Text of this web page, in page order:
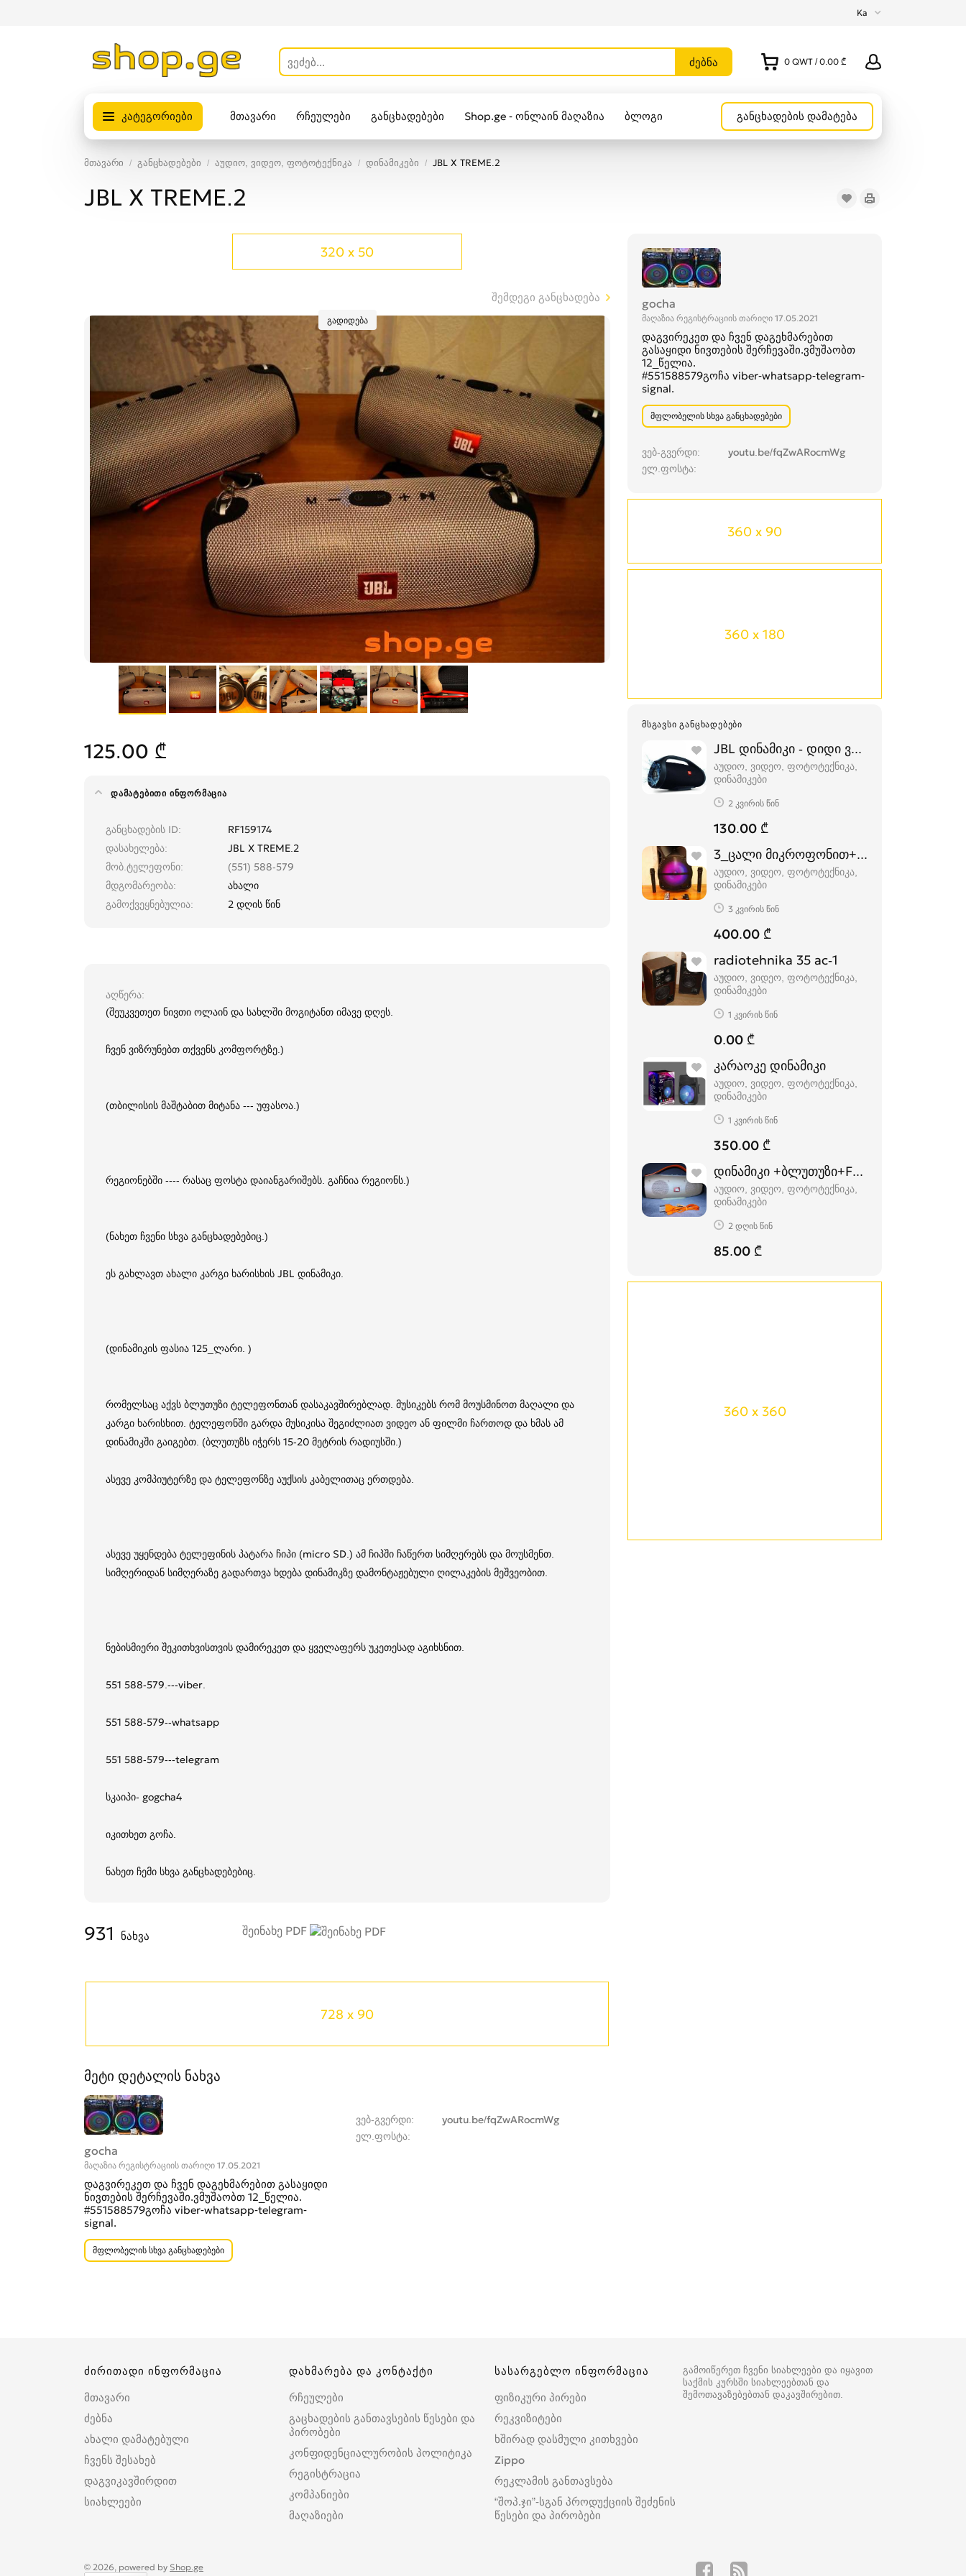
Ka
0 QWT / 0.00 ₾
კატეგორიები მთავარი რჩეულები განცხადებები Shop.ge - ონლაინ მაღაზია ბლოგი განცხადების დამატება
მთავარი განცხადებები აუდიო, ვიდეო, ფოტოტექნიკა დინამიკები JBL X TREME.2
JBL X TREME.2
gocha
მაღაზია რეგისტრაციის თარიღი 17.05.2021
დაგვირეკეთ და ჩვენ დაგეხმარებით
გასაყიდი ნივთების შერჩევაში.ვმუშაობთ
12_წელია.
#551588579გოჩა viber-whatsapp-telegram-
signal.
მფლობელის სხვა განცხადებები
ვებ-გვერდი
youtu.be/fqZwARocmWg
ელ.ფოსტა
360 x 90
360 x 180
ᲛᲡᲒᲐᲕᲡᲘ ᲒᲐᲜᲪᲮᲐᲓᲔᲑᲔᲑᲘ
JBL დინამიკი - დიდი ვერსია
აუდიო, ვიდეო, ფოტოტექნიკა,
დინამიკები
2 კვირის წინ
130.00 ₾
3_ცალი მიკროფონით+8_გიგაბაიტიანი
აუდიო, ვიდეო, ფოტოტექნიკა,
დინამიკები
3 კვირის წინ
400.00 ₾
radiotehnika 35 ac-1
აუდიო, ვიდეო, ფოტოტექნიკა,
დინამიკები
1 კვირის წინ
0.00 ₾
კარაოკე დინამიკი
აუდიო, ვიდეო, ფოტოტექნიკა,
დინამიკები
1 კვირის წინ
350.00 ₾
დინამიკი +ბლუთუზი+FM+USB.(K5+)
აუდიო, ვიდეო, ფოტოტექნიკა,
დინამიკები
2 დღის წინ
85.00 ₾
360 x 360
320 x 50
შემდეგი განცხადება
გადიდება
125.00 ₾
ᲓᲐᲛᲐᲢᲔᲑᲘᲗᲘ ᲘᲜᲤᲝᲠᲛᲐᲪᲘᲐ
განცხადების ID
RF159174
დასახელება
JBL X TREME.2
მობ.ტელეფონი
(551) 588-579
მდგომარეობა
ახალი
გამოქვეყნებულია
2 დღის წინ
აღწერა
(შეუკვეთეთ ნივთი ოლაინ და სახლში მოგიტანთ იმავე დღეს.
ჩვენ ვიზრუნებთ თქვენს კომფორტზე.)
(თბილისის მაშტაბით მიტანა --- უფასოა.)
რეგიონებში ---- რასაც ფოსტა დაიანგარიშებს. გაჩნია რეგიონს.)
(ნახეთ ჩვენი სხვა განცხადებებიც.)
ეს გახლავთ ახალი კარგი ხარისხის JBL დინამიკი.
(დინამიკის ფასია 125_ლარი. )
რომელსაც აქვს ბლუთუზი ტელეფონთან დასაკავშირებლად. მუსიკებს რომ მოუსმინოთ მაღალი და
კარგი ხარისხით. ტელეფონში გარდა მუსიკისა შეგიძლიათ ვიდეო ან ფილმი ჩართოდ და ხმას ამ
დინამიკში გაიგებთ. (ბლუთუზს იჭერს 15-20 მეტრის რადიუსში.)
ასევე კომპიუტერზე და ტელეფონზე აუქსის კაბელითაც ერთდება.
ასევე უყენდება ტელეფინის პატარა ჩიპი (micro SD.) ამ ჩიპში ჩაწერთ სიმღერებს და მოუსმენთ.
სიმღერიდან სიმღერაზე გადართვა ხდება დინამიკზე დამონტაჟებული ღილაკების მეშვეობით.
ნებისმიერი შეკითხვისთვის დამირეკეთ და ყველაფერს უკეთესად აგიხსნით.
551 588-579.---viber.
551 588-579--whatsapp
551 588-579---telegram
სკაიპი- gogcha4
იკითხეთ გოჩა.
ნახეთ ჩემი სხვა განცხადებებიც.
შეინახე PDF
931 ნახვა
728 x 90
მეტი დეტალის ნახვა
gocha
მაღაზია რეგისტრაციის თარიღი 17.05.2021
დაგვირეკეთ და ჩვენ დაგეხმარებით გასაყიდი
ნივთების შერჩევაში.ვმუშაობთ 12_წელია.
#551588579გოჩა viber-whatsapp-telegram-
signal.
მფლობელის სხვა განცხადებები
ვებ-გვერდი
youtu.be/fqZwARocmWg
ელ.ფოსტა
გამოიწერეთ ჩვენი სიახლეები და იყავით
საქმის კურსში სიახლეებთან და
შემოთავაზებებთან დაკავშირებით.
ძირითადი ინფორმაცია
მთავარი
ძებნა
ახალი დამატებული
ჩვენს შესახებ
დაგვიკავშირდით
სიახლეები
დახმარება და კონტაქტი
რჩეულები
გაცხადების განთავსების წესები და
პირობები
კონფიდენციალურობის პოლიტიკა
რეგისტრაცია
კომპანიები
მაღაზიები
სასარგებლო ინფორმაცია
ფიზიკური პირები
რეკვიზიტები
ხშირად დასმული კითხვები
Zippo
რეკლამის განთავსება
“შოპ.ჯი”-სგან პროდუქციის შეძენის
წესები და პირობები
© 2026, powered by Shop.ge